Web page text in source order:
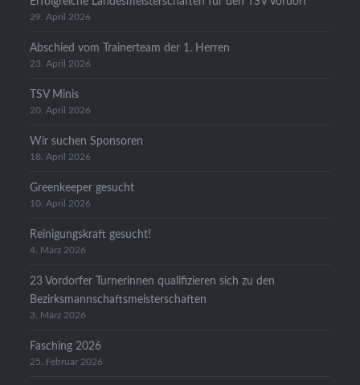
29. April 2026
Abschied vom Trainerteam der 1. Herren
23. April 2026
TSV Minis
20. April 2026
Wir suchen Sponsoren
18. April 2026
Greenkeeper gesucht
10. April 2026
Reinigungskraft gesucht!
4. März 2026
23 Vordorfer Turnerinnen qualifizieren sich zu den
Bezirksmannschaftsmeisterschaften
3. März 2026
Fasching 2026
25. Februar 2026